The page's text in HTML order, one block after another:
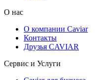
О нас
О компании Caviar
Контакты
Друзья CAVIAR
Сервис и Услуги